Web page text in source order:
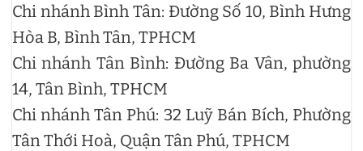
Chi nhánh Bình Tân: Đường Số 10, Bình Hưng
Hòa B, Bình Tân, TPHCM
Chi nhánh Tân Bình: Đường Ba Vân, phường
14, Tân Bình, TPHCM
Chi nhánh Tân Phú: 32 Luỹ Bán Bích, Phường
Tân Thới Hoà, Quận Tân Phú, TPHCM